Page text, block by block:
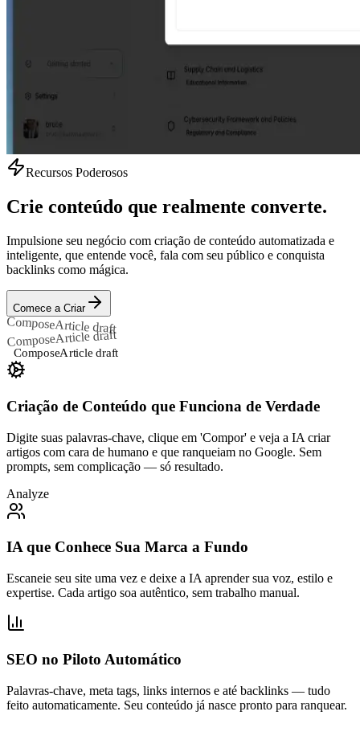
Recursos Poderosos
Crie conteúdo que realmente converte.
Impulsione seu negócio com criação de conteúdo automatizada e
inteligente, que entende você, fala com seu público e conquista
backlinks como mágica.
Comece a Criar
ComposeArticle draft
ComposeArticle draft
ComposeArticle draft
Criação de Conteúdo que Funciona de Verdade
Digite suas palavras-chave, clique em 'Compor' e veja a IA criar
artigos com cara de humano e que ranqueiam no Google. Sem
prompts, sem complicação — só resultado.
Analyze
IA que Conhece Sua Marca a Fundo
Escaneie seu site uma vez e deixe a IA aprender sua voz, estilo e
expertise. Cada artigo soa autêntico, sem trabalho manual.
SEO no Piloto Automático
Palavras-chave, meta tags, links internos e até backlinks — tudo
feito automaticamente. Seu conteúdo já nasce pronto para ranquear.